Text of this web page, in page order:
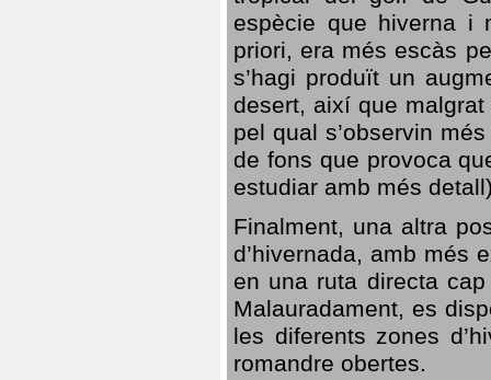
espècie que hiverna i
priori, era més escàs
s’hagi produït un
desert, així que
pel qual s’observin
de fons que provoca
estudiar amb més
Finalment, una altra
d’hivernada, amb més
en una ruta directa
Malauradament, es
les diferents zones
romandre obertes.